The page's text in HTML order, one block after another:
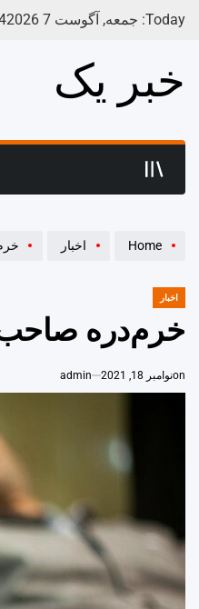
Today: جمعه, آگوست 7 2026
خبر یک
Home اخبار
POSTED
اخبار
خرم‌دره صاحب
onنوامبر 18, 2021 admin